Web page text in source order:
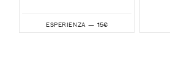
ESPERIENZA — 15€